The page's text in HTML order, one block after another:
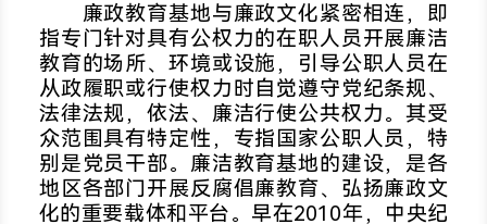
廉政教育基地与廉政文化紧密相连，即
指专门针对具有公权力的在职人员开展廉洁
教育的场所、环境或设施，引导公职人员在
从政履职或行使权力时自觉遵守党纪条规、
法律法规，依法、廉洁行使公共权力。其受
众范围具有特定性，专指国家公职人员，特
别是党员干部。廉洁教育基地的建设，是各
地区各部门开展反腐倡廉教育、弘扬廉政文
化的重要载体和平台。早在2010年，中央纪